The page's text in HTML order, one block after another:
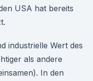
USA hat bereits
industrielle Wert des
als andere
In den